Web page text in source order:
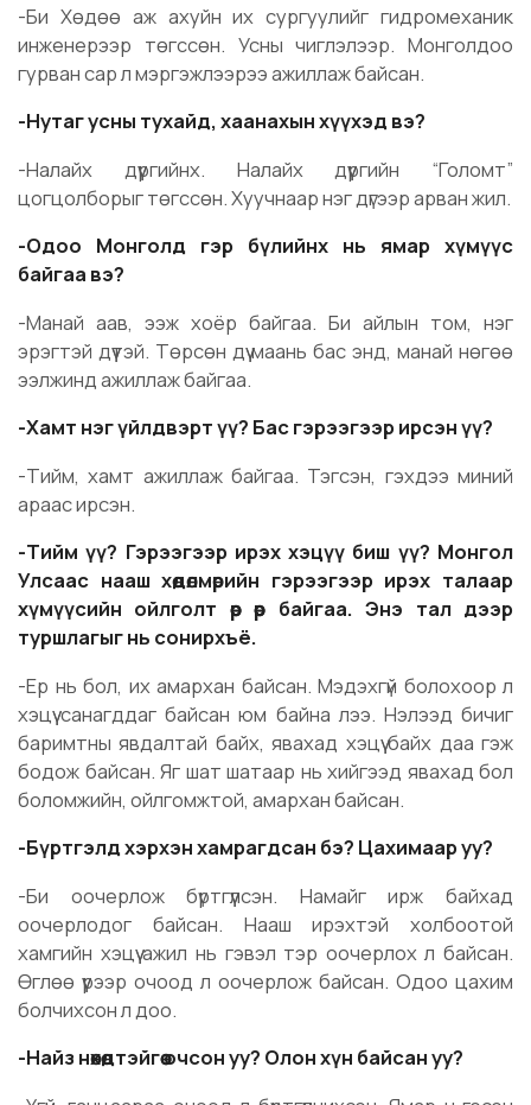
-Би Хөдөө аж ахуйн их сургуулийг гидромеханик
инженерээр төгссөн. Усны чиглэлээр. Монголдоо
гурван сар л мэргэжлээрээ ажиллаж байсан.
-Нутаг усны тухайд, хаанахын хүүхэд вэ?
-Налайх дүүргийнх. Налайх дүүргийн “Голомт”
цогцолборыг төгссөн. Хуучнаар нэг дүгээр арван жил.
-Одоо Монголд гэр бүлийнх нь ямар хүмүүс
байгаа вэ?
-Манай аав, ээж хоёр байгаа. Би айлын том, нэг
эрэгтэй дүүтэй. Төрсөн дүү маань бас энд, манай нөгөө
ээлжинд ажиллаж байгаа.
-Хамт нэг үйлдвэрт үү? Бас гэрээгээр ирсэн үү?
-Тийм, хамт ажиллаж байгаа. Тэгсэн, гэхдээ миний
араас ирсэн.
-Тийм үү? Гэрээгээр ирэх хэцүү биш үү? Монгол
Улсаас нааш хөдөлмөрийн гэрээгээр ирэх талаар
хүмүүсийн ойлголт өөр өөр байгаа. Энэ тал дээр
туршлагыг нь сонирхъё.
-Ер нь бол, их амархан байсан. Мэдэхгүй болохоор л
хэцүү санагддаг байсан юм байна лээ. Нэлээд бичиг
баримтны явдалтай байх, явахад хэцүү байх даа гэж
бодож байсан. Яг шат шатаар нь хийгээд явахад бол
боломжийн, ойлгомжтой, амархан байсан.
-Бүртгэлд хэрхэн хамрагдсан бэ? Цахимаар уу?
-Би оочерлож бүртгүүлсэн. Намайг ирж байхад
оочерлодог байсан. Нааш ирэхтэй холбоотой
хамгийн хэцүү ажил нь гэвэл тэр оочерлох л байсан.
Өглөө үүрээр очоод л оочерлож байсан. Одоо цахим
болчихсон л доо.
-Найз нөхөдтэйгөө очсон уу? Олон хүн байсан уу?